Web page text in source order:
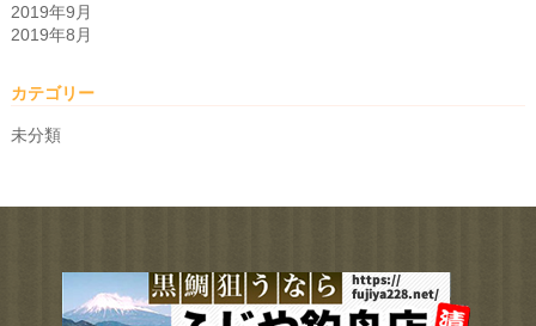
2019年9月
2019年8月
カテゴリー
未分類